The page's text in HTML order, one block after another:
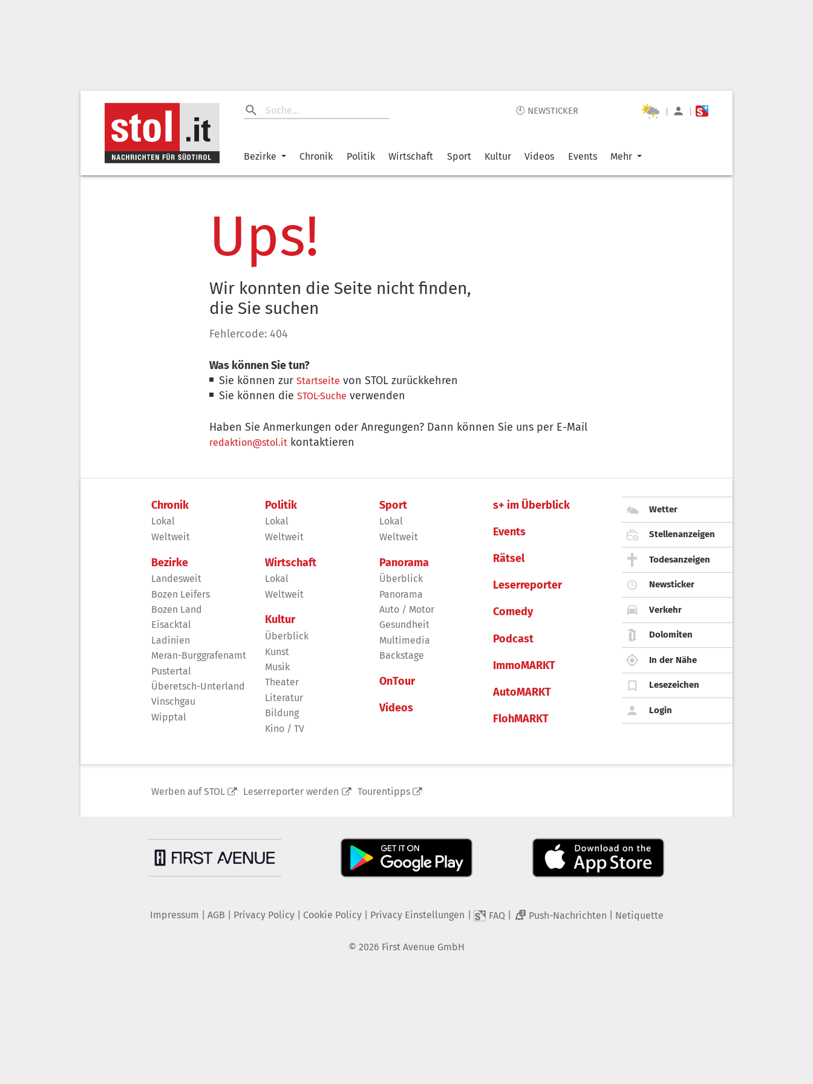
🕙 NEWSTICKER | |
Bezirke Chronik Politik Wirtschaft Sport Kultur Videos Events Mehr
Ups!
Wir konnten die Seite nicht finden,
die Sie suchen
Fehlercode: 404
Was können Sie tun?
Sie können zurStartseite von STOL zurückkehren
Sie können dieSTOL-Suche verwenden
Haben Sie Anmerkungen oder Anregungen? Dann können Sie uns per E-Mail
redaktion@stol.it kontaktieren
Chronik
Lokal
Weltweit
Bezirke
Landesweit
Bozen Leifers
Bozen Land
Eisacktal
Ladinien
Meran-Burggrafenamt
Pustertal
Überetsch-Unterland
Vinschgau
Wipptal
Politik
Lokal
Weltweit
Wirtschaft
Lokal
Weltweit
Kultur
Überblick
Kunst
Musik
Theater
Literatur
Bildung
Kino / TV
Sport
Lokal
Weltweit
Panorama
Überblick
Panorama
Auto / Motor
Gesundheit
Multimedia
Backstage
OnTour
Videos
s+ im Überblick
Events
Rätsel
Leserreporter
Comedy
Podcast
ImmoMARKT
AutoMARKT
FlohMARKT
Wetter
Stellenanzeigen
Todesanzeigen
Newsticker
Verkehr
Dolomiten
In der Nähe
Lesezeichen
Login
Werben auf STOL Leserreporter werden Tourentipps
Impressum AGB Privacy Policy| Cookie Policy| Privacy Einstellungen FAQ 2 Push-Nachrichten Netiquette
© 2026 First Avenue GmbH